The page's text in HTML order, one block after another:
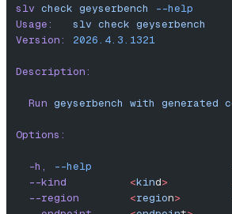
slv check geyserbench
--help
Usage:
   slv
check geyserbench
Version:
2026.4.3.1321
Description:
  Run
geyserbench with generated
Options:
  -h,
--help
  --kind
          <
kind>
  --region
        <
region>